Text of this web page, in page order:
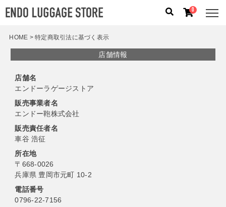
人気のキーワード：誕生日プレゼント
カテゴリから探す
ブランドから探す
容量から探す
泊数から探す
価格
0
HOME 特定商取引法に基づく表示
店舗情報
店舗名
エンドーラゲージストア
販売事業者名
エンドー鞄株式会社
販売責任者名
車谷 浩征
所在地
〒668-0026
兵庫県 豊岡市元町 10-2
電話番号
0796-22-7156